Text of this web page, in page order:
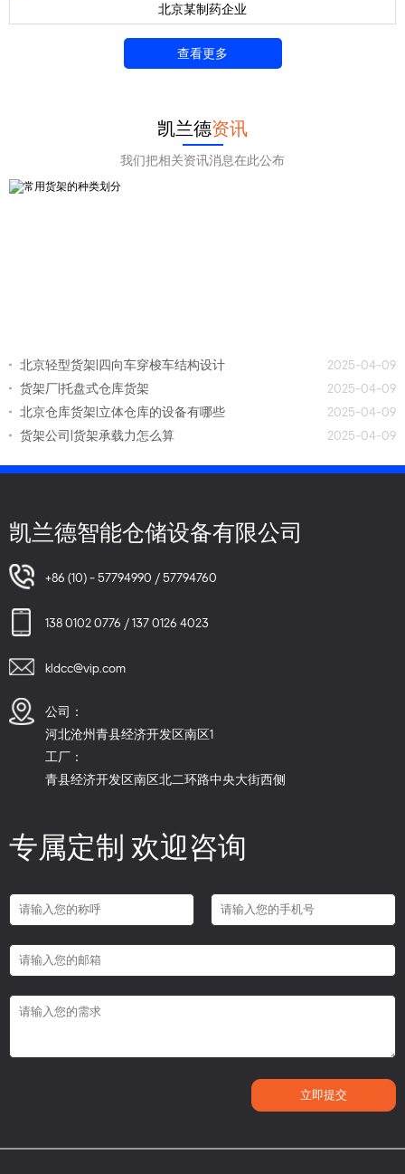
北京某制药企业
查看更多
凯兰德资讯
我们把相关资讯消息在此公布
北京轻型货架|四向车穿梭车结构设计
2025-04-09
货架厂|托盘式仓库货架
2025-04-09
北京仓库货架|立体仓库的设备有哪些
2025-04-09
货架公司|货架承载力怎么算
2025-04-09
凯兰德智能仓储设备有限公司
+86 (10) - 57794990 / 57794760
138 0102 0776 / 137 0126 4023
kldcc@vip.com
公司：
河北沧州青县经济开发区南区1
工厂：
青县经济开发区南区北二环路中央大街西侧
专属定制 欢迎咨询